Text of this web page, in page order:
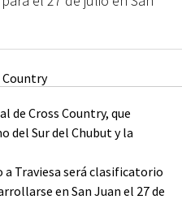
de Cross Country, que
del Sur del Chubut y la
a Traviesa será clasificatorio
en San Juan el 27 de